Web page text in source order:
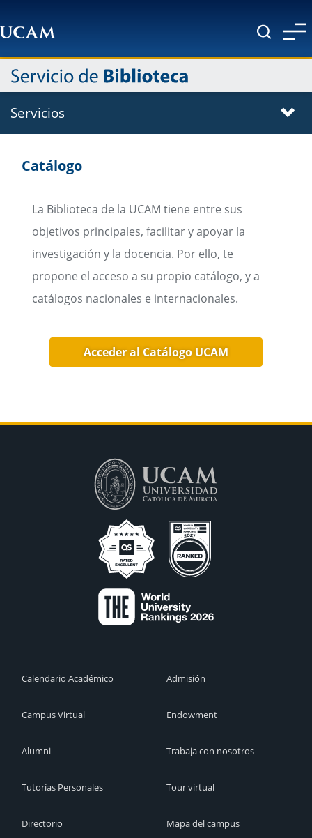
Servicios
Catálogo
La Biblioteca de la UCAM tiene entre sus
objetivos principales, facilitar y apoyar la
investigación y la docencia. Por ello, te
propone el acceso a su propio catálogo, y a
catálogos nacionales e internacionales.
Acceder al Catálogo UCAM
Calendario Académico
Campus Virtual
Alumni
Tutorías Personales
Directorio
Admisión
Endowment
Trabaja con nosotros
Tour virtual
Mapa del campus